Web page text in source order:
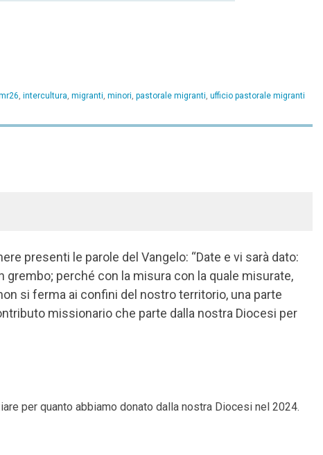
, intercultura, migranti, minori, pastorale migranti, ufficio pastorale migranti
presenti le parole del Vangelo: “Date e vi sarà dato:
grembo; perché con la misura con la quale misurate,
si ferma ai confini del nostro territorio, una parte
missionario che parte dalla nostra Diocesi per
per quanto abbiamo donato dalla nostra Diocesi nel 2024.